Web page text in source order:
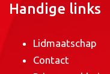
Handige links
Lidmaatschap
Contact